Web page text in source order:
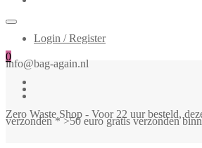
Login / Register
0
info@bag-again.nl
Zero Waste Shop - Voor 22 uur besteld,
verzonden * >50 euro gratis verzonden